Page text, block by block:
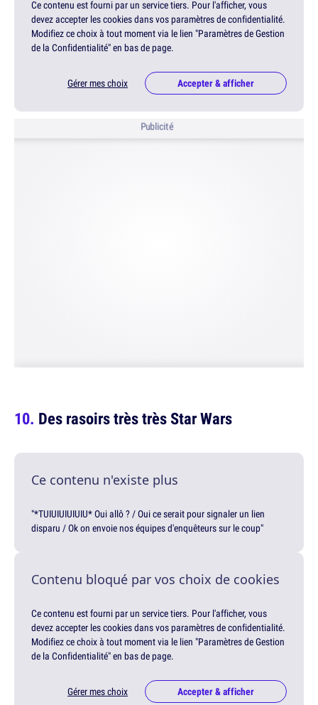
Ce contenu est fourni par un service tiers. Pour l'afficher, vous
devez accepter les cookies dans vos paramètres de confidentialité.
Modifiez ce choix à tout moment via le lien "Paramètres de Gestion
de la Confidentialité" en bas de page.
Gérer mes choix Accepter & afficher
Publicité
Des rasoirs très très Star Wars
Ce contenu n'existe plus
"*TUIUIUIUIUIU* Oui allô ? / Oui ce serait pour signaler un lien
disparu / Ok on envoie nos équipes d'enquêteurs sur le coup"
Contenu bloqué par vos choix de cookies
Ce contenu est fourni par un service tiers. Pour l'afficher, vous
devez accepter les cookies dans vos paramètres de confidentialité.
Modifiez ce choix à tout moment via le lien "Paramètres de Gestion
de la Confidentialité" en bas de page.
Gérer mes choix Accepter & afficher